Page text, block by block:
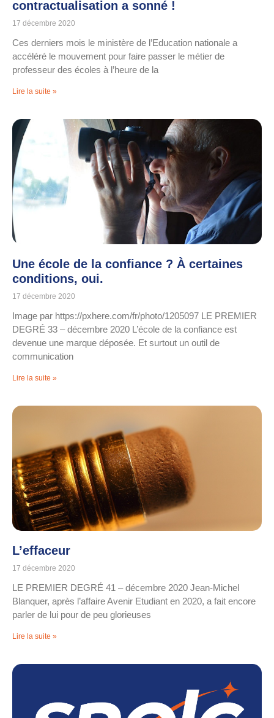
contractualisation a sonné !
17 décembre 2020
Ces derniers mois le ministère de l’Education nationale a
accéléré le mouvement pour faire passer le métier de
professeur des écoles à l’heure de la
Lire la suite »
Une école de la confiance ? À certaines
conditions, oui.
17 décembre 2020
Image par https://pxhere.com/fr/photo/1205097 LE PREMIER
DEGRÉ 33 – décembre 2020 L’école de la confiance est
devenue une marque déposée. Et surtout un outil de
communication
Lire la suite »
L’effaceur
17 décembre 2020
LE PREMIER DEGRÉ 41 – décembre 2020 Jean-Michel
Blanquer, après l’affaire Avenir Etudiant en 2020, a fait encore
parler de lui pour de peu glorieuses
Lire la suite »